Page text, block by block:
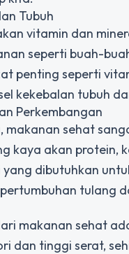
Tubuh
vitamin dan
seperti buah-
penting seperti
kekebalan tubuh
Perkembangan
makanan sehat
kaya akan protein,
dibutuhkan
tulang
makanan sehat
dan tinggi serat,